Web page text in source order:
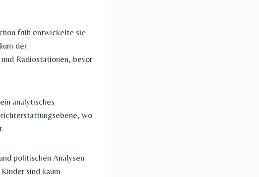
früh entwickelte sie
der
Radiostationen, bevor
analytisches
wo
politischen Analysen
sind kaum